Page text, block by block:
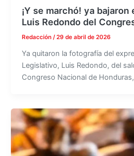
¡Y se marchó! ya bajaron
Luis Redondo del
Redacción/29 de abril de 2026
Ya quitaron la fotografía del
Legislativo, Luis Redondo, del
Congreso Nacional de Honduras,